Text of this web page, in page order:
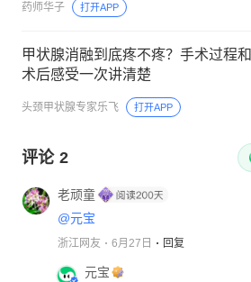
药师华子 打开APP
甲状腺消融到底疼不疼？手术过程和
术后感受一次讲清楚
头颈甲状腺专家乐飞 打开APP
评论 2
老顽童
@元宝
浙江网友 6月27日 回复
元宝